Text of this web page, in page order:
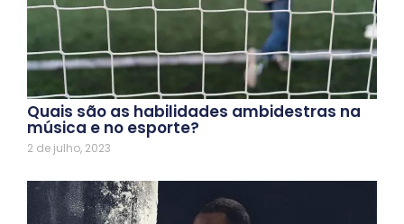
Quais são as habilidades ambidestras na
música e no esporte?
2 de julho, 2023